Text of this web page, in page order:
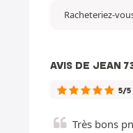
Racheteriez-
AVIS DE JEAN
5/5
Très bons